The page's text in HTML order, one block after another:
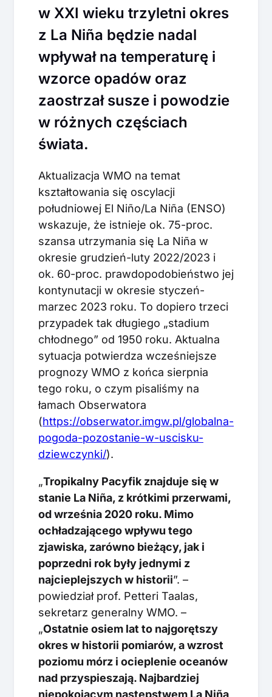
w XXI wieku trzyletni okres
z La Niña będzie nadal
wpływał na temperaturę i
wzorce opadów oraz
zaostrzał susze i powodzie
w różnych częściach
świata.
Aktualizacja WMO na temat
kształtowania się oscylacji
południowej El Niño/La Niña (ENSO)
wskazuje, że istnieje ok. 75-proc.
szansa utrzymania się La Niña w
okresie grudzień-luty 2022/2023 i
ok. 60-proc. prawdopodobieństwo jej
kontynutacji w okresie styczeń-
marzec 2023 roku. To dopiero trzeci
przypadek tak długiego „stadium
chłodnego” od 1950 roku. Aktualna
sytuacja potwierdza wcześniejsze
prognozy WMO z końca sierpnia
tego roku, o czym pisaliśmy na
łamach Obserwatora
(https://obserwator.imgw.pl/globalna-
pogoda-pozostanie-w-uscisku-
dziewczynki/).
„Tropikalny Pacyfik znajduje się w
stanie La Niña, z krótkimi przerwami,
od września 2020 roku. Mimo
ochładzającego wpływu tego
zjawiska, zarówno bieżący, jak i
poprzedni rok były jednymi z
najcieplejszych w historii”. –
powiedział prof. Petteri Taalas,
sekretarz generalny WMO. –
„Ostatnie osiem lat to najgorętszy
okres w historii pomiarów, a wzrost
poziomu mórz i ocieplenie oceanów
nad przyspieszają. Najbardziej
niepokojącym następstwem La Niña